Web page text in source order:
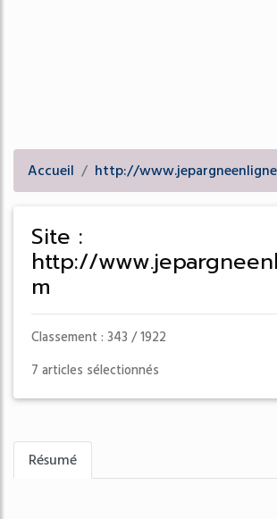
Accueil http://
Site :
http://
m
Classement : 343 / 1922
7 articles sélectionnés
Résumé